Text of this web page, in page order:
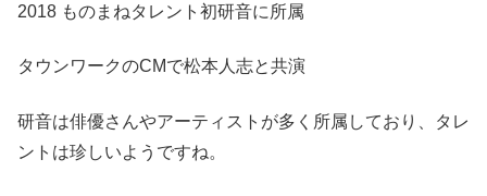
2018 ものまねタレント初研音に所属
タウンワークのCMで松本人志と共演
研音は俳優さんやアーティストが多く所属しており、タレ
ントは珍しいようですね。